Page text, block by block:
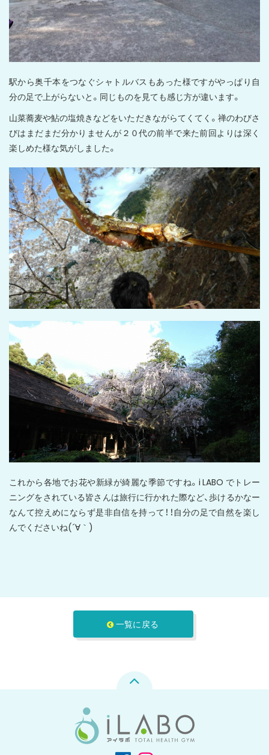
駅から奥千本をつなぐシャトルバスもあった様ですがやっぱり自
分の足で上がらないと。同じものを見ても感じ方が違います。
山菜蕎麦や鮎の塩焼きなどをいただきながらてくてく。禅のわびさ
びはまだまだ分かりませんが２０代の前半で来た前回よりは深く
楽しめた様な気がしました。
これから各地でお花や新緑が綺麗な季節ですね。i LABO でトレー
ニングをされている皆さんは旅行に行かれた際など、歩けるかなー
なんて控えめにならず是非自信を持って！！自分の足で自然を楽し
んでくださいね(´∀｀)
一覧に戻る